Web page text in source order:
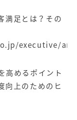
満足とは？その
executive/
高めるポイント
向上のためのヒ